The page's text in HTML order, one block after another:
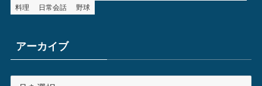
料理
日常会話 野球
アーカイブ